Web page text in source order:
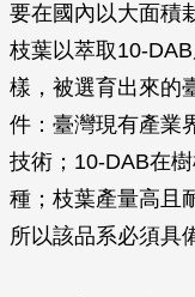
要在國內以大面積
枝葉以萃取10-
樣，被選育出來的
件：臺灣現有產業
技術；10-DAB在
種；枝葉產量高且
所以該品系必須具